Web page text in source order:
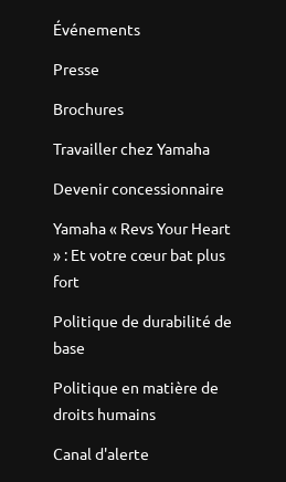
Événements
Presse
Brochures
Travailler chez Yamaha
Devenir concessionnaire
Yamaha « Revs Your Heart
» : Et votre cœur bat plus
fort
Politique de durabilité de
base
Politique en matière de
droits humains
Canal d'alerte